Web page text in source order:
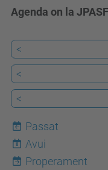
Agenda on la
<
<
<
Passat
8
Avui
Properament